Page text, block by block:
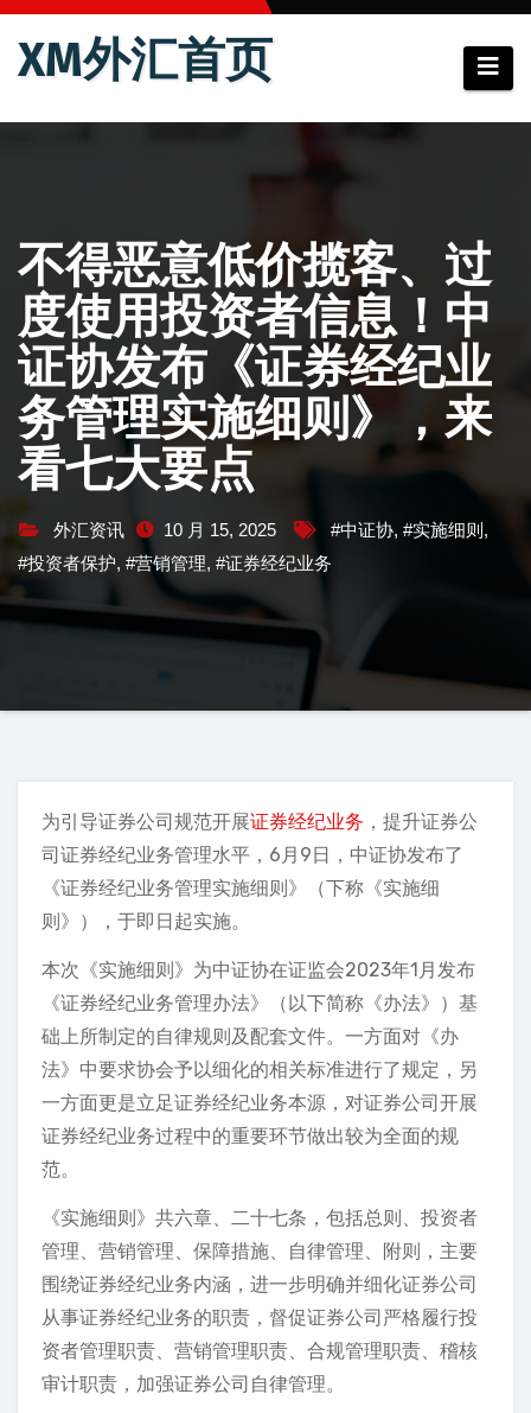
跳
XM外汇首页
不得恶意低价揽客、过
度使用投资者信息！中
证协发布《证券经纪业
务管理实施细则》，来
看七大要点
外汇资讯 10 月 15, 2025 #中证协, #实施细则 ,
#投资者保护, #营销管理, #证券经纪业务
为引导证券公司规范开展证券经纪业务 ，提升证券公
司证券经纪业务管理水平，6月9日，中证协发布了
《证券经纪业务管理实施细则》（下称《实施细
则》），于即日起实施。
本次《实施细则》为中证协在证监会2023年1月发布
《证券经纪业务管理办法》（以下简称《办法》）基
础上所制定的自律规则及配套文件。一方面对《办
法》中要求协会予以细化的相关标准进行了规定，另
一方面更是立足证券经纪业务本源，对证券公司开展
证券经纪业务过程中的重要环节做出较为全面的规
范。
《实施细则》共六章、二十七条，包括总则、投资者
管理、营销管理、保障措施、自律管理、附则，主要
围绕证券经纪业务内涵，进一步明确并细化证券公司
从事证券经纪业务的职责，督促证券公司严格履行投
资者管理职责、营销管理职责、合规管理职责、稽核
审计职责，加强证券公司自律管理。